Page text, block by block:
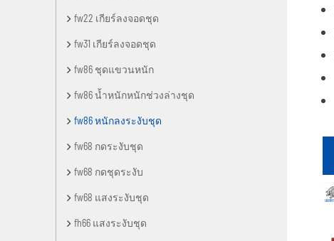
fw22 เกียร์ลงจอดชุด
fw31 เกียร์ลงจอดชุด
fw86 ชุดแขวนหนัก
fw86 น้ำหนักหนักช่วงล่างชุด
fw86 หนักลงระงับชุด
fw68 กดระงับชุด
fw68 กดชุดระงับ
fw68 แสงระงับชุด
fh66 แสงระงับชุด